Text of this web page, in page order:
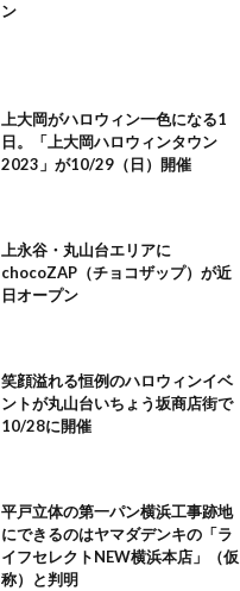
ン
上大岡がハロウィン一色になる1
日。「上大岡ハロウィンタウン
2023」が10/29（日）開催
上永谷・丸山台エリアに
chocoZAP（チョコザップ）が近
日オープン
笑顔溢れる恒例のハロウィンイベ
ントが丸山台いちょう坂商店街で
10/28に開催
平戸立体の第一パン横浜工事跡地
にできるのはヤマダデンキの「ラ
イフセレクトNEW横浜本店」（仮
称）と判明